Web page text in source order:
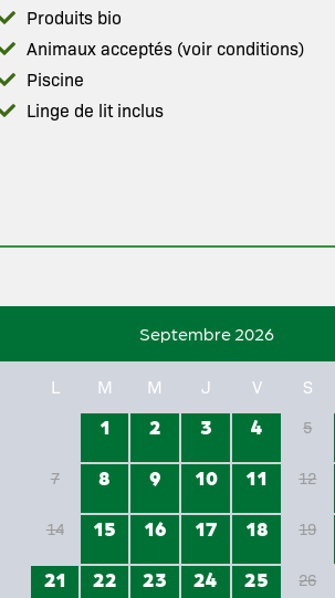
Produits bio
Animaux acceptés (voir conditions)
Piscine
Linge de lit inclus
Septembre 2026
L M M J V S
1 2 3 4 5
7 8 9 10 11 12
14 15 16 17 18 19
21
22 23 24 25 26